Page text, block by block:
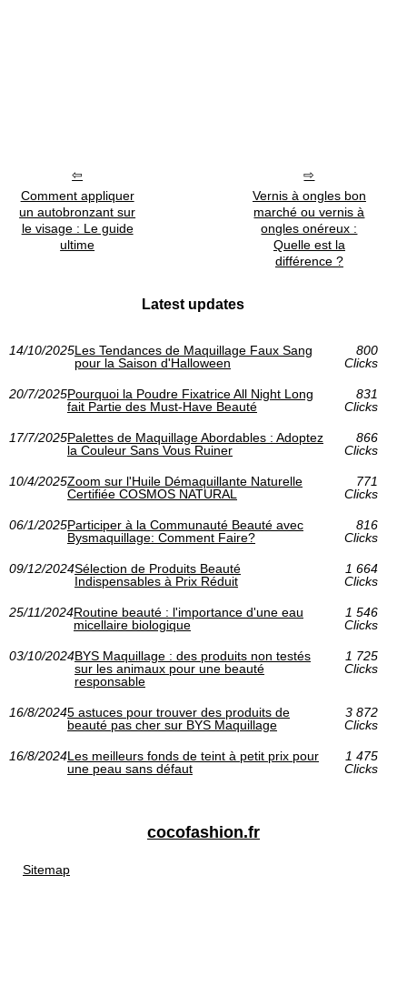
Comment appliquer
un autobronzant sur
le visage : Le guide
ultime
Vernis à ongles bon
marché ou vernis à
ongles onéreux :
Quelle est la
différence ?
Latest updates
14/10/2025Les Tendances de Maquillage Faux Sang
pour la Saison d'Halloween
800
Clicks
20/7/2025Pourquoi la Poudre Fixatrice All Night Long
fait Partie des Must-Have Beauté
831
Clicks
17/7/2025Palettes de Maquillage Abordables : Adoptez
la Couleur Sans Vous Ruiner
866
Clicks
10/4/2025Zoom sur l'Huile Démaquillante Naturelle
Certifiée COSMOS NATURAL
771
Clicks
06/1/2025Participer à la Communauté Beauté avec
Bysmaquillage: Comment Faire?
816
Clicks
09/12/2024Sélection de Produits Beauté
Indispensables à Prix Réduit
1 664
Clicks
25/11/2024Routine beauté : l'importance d'une eau
micellaire biologique
1 546
Clicks
03/10/2024BYS Maquillage : des produits non testés
sur les animaux pour une beauté
responsable
1 725
Clicks
16/8/20245 astuces pour trouver des produits de
beauté pas cher sur BYS Maquillage
3 872
Clicks
16/8/2024Les meilleurs fonds de teint à petit prix pour
une peau sans défaut
1 475
Clicks
cocofashion.fr
Sitemap